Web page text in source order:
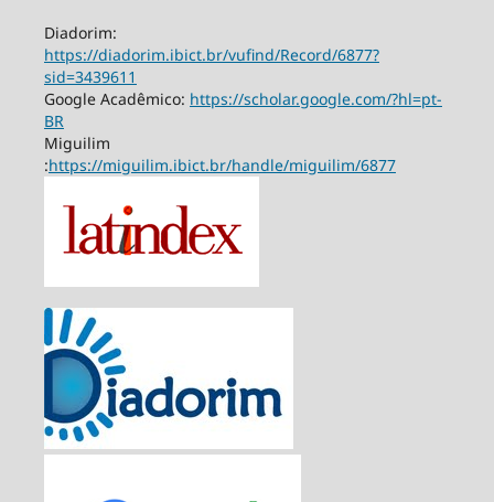
Diadorim:
https://diadorim.ibict.br/vufind/Record/6877?
sid=3439611
Google Acadêmico: https://scholar.google.com/?hl=pt-
BR
Miguilim
:https://miguilim.ibict.br/handle/miguilim/6877